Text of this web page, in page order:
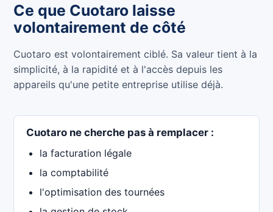
Ce que Cuotaro laisse
volontairement de côté
Cuotaro est volontairement ciblé. Sa valeur tient à la
simplicité, à la rapidité et à l'accès depuis les
appareils qu'une petite entreprise utilise déjà.
Cuotaro ne cherche pas à remplacer :
la facturation légale
la comptabilité
l'optimisation des tournées